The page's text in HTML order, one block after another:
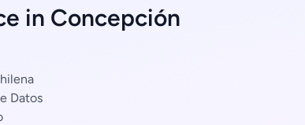
in Concepción
Datos